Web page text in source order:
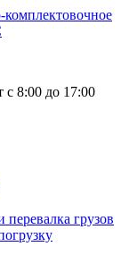
c 8:00 до 17:00
грузов